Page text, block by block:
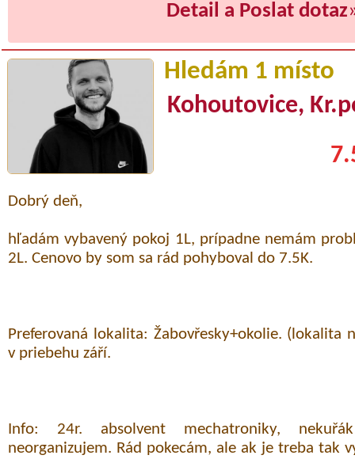
Detail a Poslat dotaz
Hledám 1 místo
Kohoutovice,
Dobrý deň,
hľadám vybavený pokoj 1L, prípadne nemám
2L. Cenovo by som sa rád pohyboval do 7.5K.
Preferovaná lokalita: Žabovřesky+okolie. (lokalita
v priebehu září.
Info: 24r. absolvent mechatroniky,
neorganizujem. Rád pokecám, ale ak je treba tak